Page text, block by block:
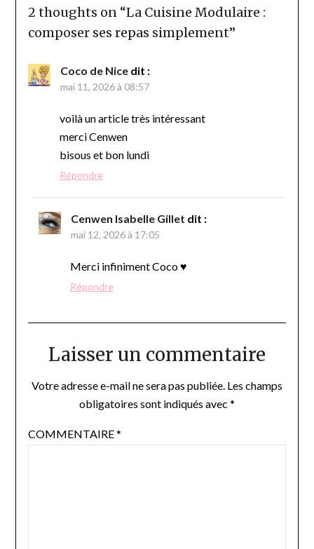
2 thoughts on “La Cuisine Modulaire :
composer ses repas simplement”
Coco de Nice dit :
mai 11, 2026 à 08:57
voilà un article très intéressant
merci Cenwen
bisous et bon lundi
Répondre
Cenwen Isabelle Gillet dit :
mai 12, 2026 à 17:05
Merci infiniment Coco ♥
Répondre
Laisser un commentaire
Votre adresse e-mail ne sera pas publiée. Les champs
obligatoires sont indiqués avec *
COMMENTAIRE*